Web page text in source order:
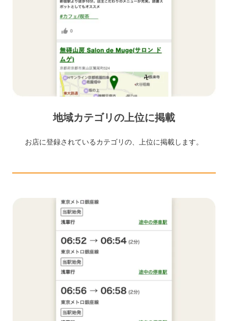
地域カテゴリの上位に掲載
お店に登録されているカテゴリの、上位に掲載します。